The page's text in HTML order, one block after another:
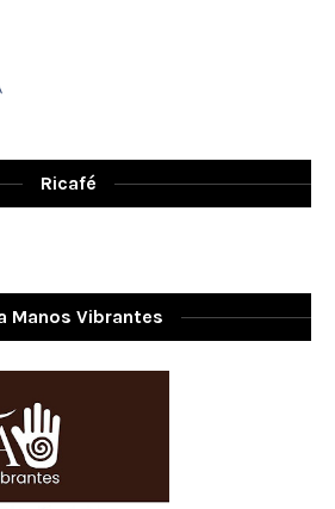
Ricafé
Manos Vibrantes